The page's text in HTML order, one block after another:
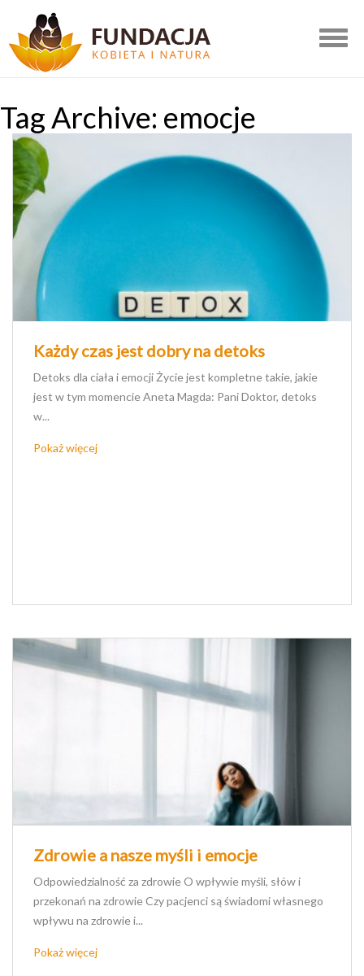
Tag Archive: emocje
Każdy czas jest dobry na detoks
Detoks dla ciała i emocji Życie jest kompletne takie, jakie
jest w tym momencie Aneta Magda: Pani Doktor, detoks
w...
Pokaż więcej
Zdrowie a nasze myśli i emocje
Odpowiedzialność za zdrowie O wpływie myśli, słów i
przekonań na zdrowie Czy pacjenci są świadomi własnego
wpływu na zdrowie i...
Pokaż więcej